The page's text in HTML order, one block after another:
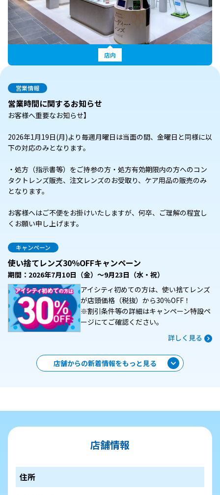
店内
営業情報
営業時間に関するお知らせ
お客様へ重要なお知らせ】
2026年1月19日(月)より毎週月曜日は当面の間、金曜日と同様に以
下の対応のみとなります。
・処方（指示書等）をご持参の方・処方有効期限内の方へのコン
タクトレンズ販売、注文レンズのお受取り、ケア用品の販売のみ
となります。
お客様へはご不便をお掛けいたしますが、何卒、ご理解の程宜し
くお願い申し上げます。
キャンペーン
使い捨てレンズ30％OFFキャンペーン
期間：2026年7月10日（金）～9月23日（水・祝）
アイシティ初めての方は、使い捨てレンズ
が店頭価格（税抜）から30％OFF！
※割引条件等の詳細はキャンペーン特設ペ
ージにてご確認ください。
詳しく見る
店舗からの新着情報をもっと見る
店舗情報
住所